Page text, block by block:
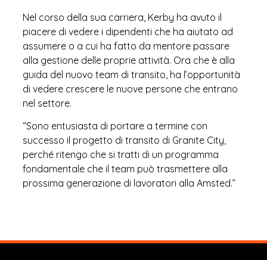
Nel corso della sua carriera, Kerby ha avuto il
piacere di vedere i dipendenti che ha aiutato ad
assumere o a cui ha fatto da mentore passare
alla gestione delle proprie attività. Ora che è alla
guida del nuovo team di transito, ha l’opportunità
di vedere crescere le nuove persone che entrano
nel settore.
“Sono entusiasta di portare a termine con
successo il progetto di transito di Granite City,
perché ritengo che si tratti di un programma
fondamentale che il team può trasmettere alla
prossima generazione di lavoratori alla Amsted.”